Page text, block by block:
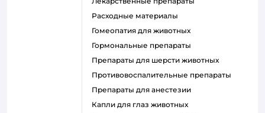
Расходные материалы
Гомеопатия для животных
Гормональные препараты
Препараты для шерсти животных
Противовоспалительные препараты
Препараты для анестезии
Капли для глаз животных